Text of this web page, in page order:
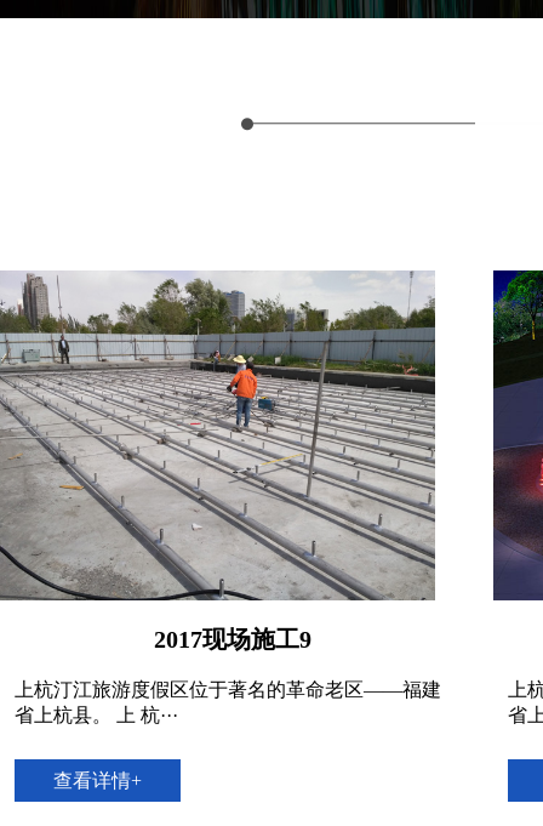
2017现场施工9
上杭汀江旅游度假区位于著名的革命老区——福建
省上杭县。 上 杭···
查看详情+
上
省